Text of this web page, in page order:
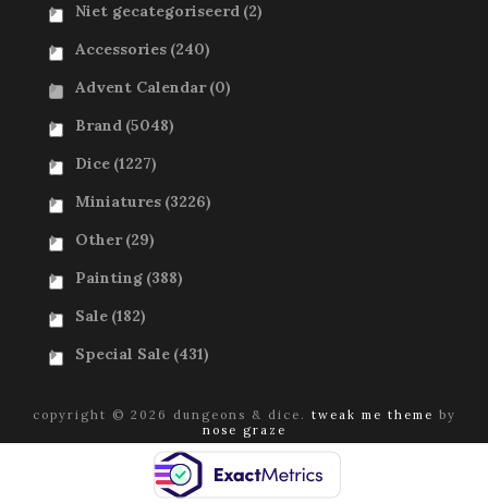
Niet gecategoriseerd (2)
Accessories (240)
Advent Calendar (0)
Brand (5048)
Dice (1227)
Miniatures (3226)
Other (29)
Painting (388)
Sale (182)
Special Sale (431)
copyright © 2026 dungeons & dice. tweak me theme by
nose graze